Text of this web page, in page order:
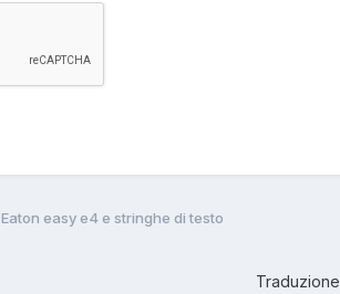
Eaton easy e4 e stringhe di testo
Traduzione